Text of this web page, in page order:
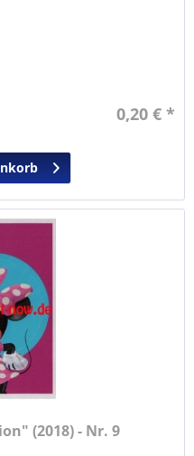
0,20 € *
(2018) - Nr. 9